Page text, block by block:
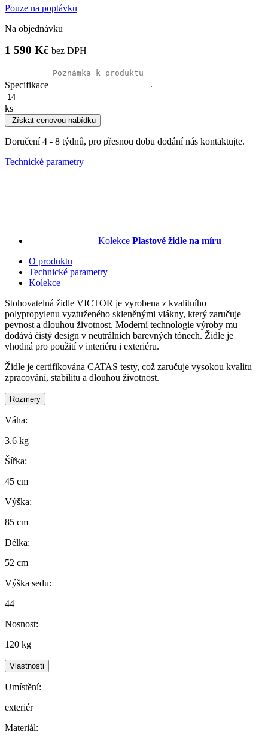
Pouze na poptávku
Na objednávku
1 590 Kč bez DPH
Specifikace
ks
Získat cenovou nabídku
Doručení 4 - 8 týdnů, pro přesnou dobu dodání nás kontaktujte.
Technické parametry
Kolekce Plastové židle na míru
O produktu
Technické parametry
Kolekce
Stohovatelná židle VICTOR je vyrobena z kvalitního
polypropylenu vyztuženého skleněnými vlákny, který zaručuje
pevnost a dlouhou životnost. Moderní technologie výroby mu
dodává čistý design v neutrálních barevných tónech. Židle je
vhodná pro použití v interiéru i exteriéru.
Židle je certifikována CATAS testy, což zaručuje vysokou kvalitu
zpracování, stabilitu a dlouhou životnost.
Rozmery
Váha:
3.6 kg
Šířka:
45 cm
Výška:
85 cm
Délka:
52 cm
Výška sedu:
44
Nosnost:
120 kg
Vlastnosti
Umístění:
exteriér
Materiál: